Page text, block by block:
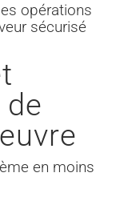
opérations
sécurisé
en moins